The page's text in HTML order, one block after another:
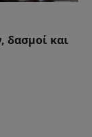
δασμοί και